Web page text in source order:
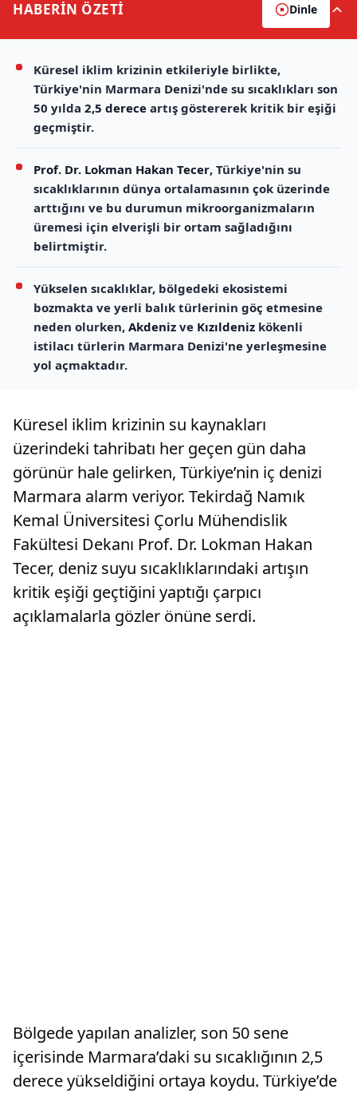
HABERİN ÖZETİ Dinle
Küresel iklim krizinin etkileriyle birlikte,
Türkiye'nin Marmara Denizi'nde su sıcaklıkları son
50 yılda 2,5 derece artış göstererek kritik bir eşiği
geçmiştir.
Prof. Dr. Lokman Hakan Tecer, Türkiye'nin su
sıcaklıklarının dünya ortalamasının çok üzerinde
arttığını ve bu durumun mikroorganizmaların
üremesi için elverişli bir ortam sağladığını
belirtmiştir.
Yükselen sıcaklıklar, bölgedeki ekosistemi
bozmakta ve yerli balık türlerinin göç etmesine
neden olurken, Akdeniz ve Kızıldeniz kökenli
istilacı türlerin Marmara Denizi'ne yerleşmesine
yol açmaktadır.
Küresel iklim krizinin su kaynakları
üzerindeki tahribatı her geçen gün daha
görünür hale gelirken, Türkiye’nin iç denizi
Marmara alarm veriyor. Tekirdağ Namık
Kemal Üniversitesi Çorlu Mühendislik
Fakültesi Dekanı Prof. Dr. Lokman Hakan
Tecer, deniz suyu sıcaklıklarındaki artışın
kritik eşiği geçtiğini yaptığı çarpıcı
açıklamalarla gözler önüne serdi.
Bölgede yapılan analizler, son 50 sene
içerisinde Marmara’daki su sıcaklığının 2,5
derece yükseldiğini ortaya koydu. Türkiye’de